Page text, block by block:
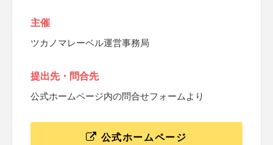
主催
ツカノマレーベル運営事務局
提出先・問合先
公式ホームページ内の問合せフォームより
公式ホームページ